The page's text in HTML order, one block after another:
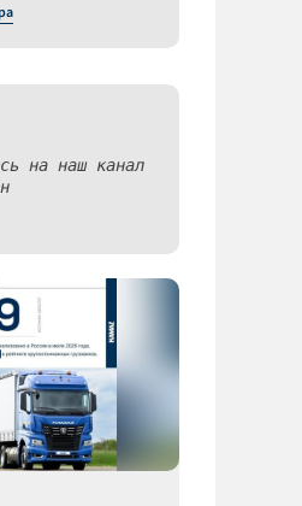
на наш канал